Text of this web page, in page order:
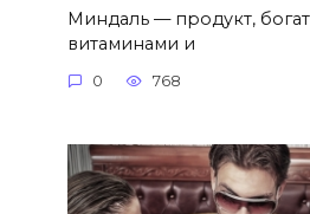
Миндаль — продукт,
витаминами и
0 768